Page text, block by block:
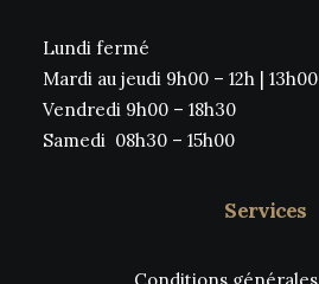
Lundi fermé
Mardi au jeudi 9h00 – 12h |
Vendredi 9h00 – 18h30
Samedi 08h30 – 15h00
Services